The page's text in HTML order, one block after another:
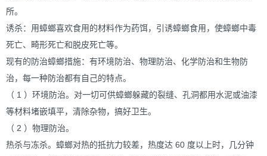
所。
诱杀：用蟑螂喜欢食用的材料作为药饵，引诱蟑螂食用，使蟑螂中毒
死亡、畸形死亡和脱皮死亡等。
现有的防治蟑螂措施：有环境防治、物理防治、化学防治和生物防
治，每一种防治都有自己的特点。
（ 1 ）环境防治。对一切可供蟑螂躲藏的裂缝、孔洞都用水泥或油漆
等材料堵嵌填平，清除杂物，搞好卫生。
（ 2 ）物理防治。
热杀与冻杀。蟑螂对热的抵抗力较差，热度达 60 度以上时，几分钟